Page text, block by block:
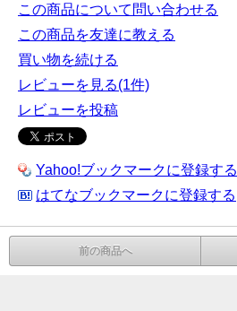
この商品について問い合わせる
この商品を友達に教える
買い物を続ける
レビューを見る(1件)
レビューを投稿
Yahoo!ブックマークに登録する
はてなブックマークに登録する
前の商品へ